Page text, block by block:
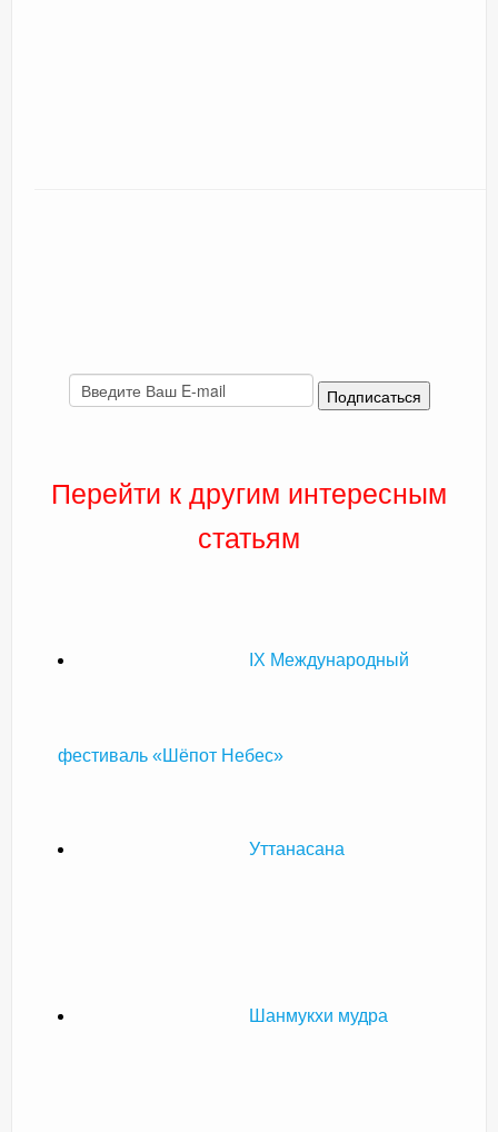
Перейти к другим интересным
статьям
IX Международный
фестиваль «Шёпот Небес»
Уттанасана
Шанмукхи мудра